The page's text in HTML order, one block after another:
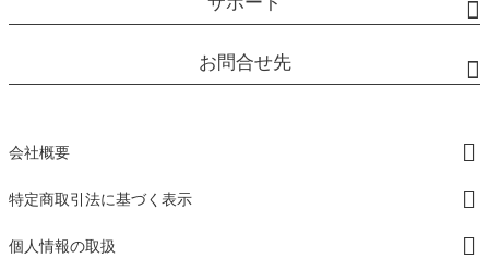
お問合せ先
会社概要
特定商取引法に基づく表示
個人情報の取扱